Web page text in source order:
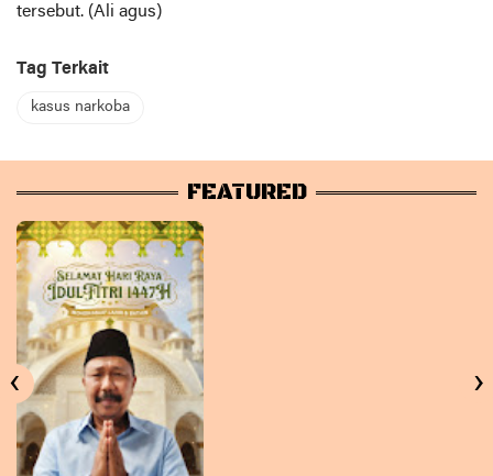
tersebut. (Ali agus)
Tag Terkait
kasus narkoba
FEATURED
‹ ›